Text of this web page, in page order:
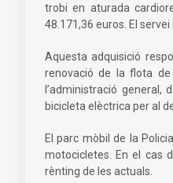
trobi en aturada
48.171,36 euros. El
Aquesta adquisició
renovació de la flota
l’administració
bicicleta elèctrica per al
El parc mòbil de la
motocicletes. En el cas
rènting de les actuals.